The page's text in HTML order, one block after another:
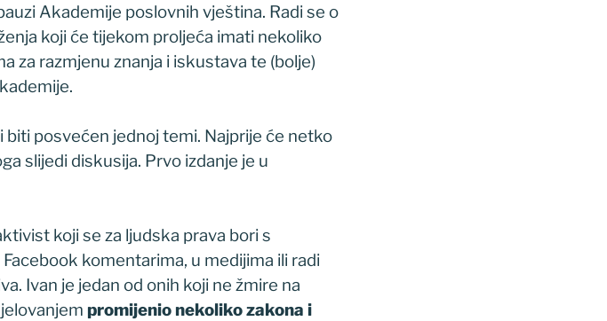
Akademije poslovnih vještina. Radi se o
koji će tijekom proljeća imati nekoliko
za razmjenu znanja i iskustava te (bolje)
biti posvećen jednoj temi. Najprije će netko
slijedi diskusija. Prvo izdanje je u
koji se za ljudska prava bori s
komentarima, u medijima ili radi
Ivan je jedan od onih koji ne žmire na
promijenio nekoliko zakona i